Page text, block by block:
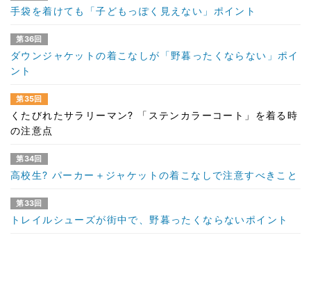
手袋を着けても「子どもっぽく見えない」ポイント
第36回
ダウンジャケットの着こなしが「野暮ったくならない」ポイ
ント
第35回
くたびれたサラリーマン? 「ステンカラーコート」を着る時
の注意点
第34回
高校生? パーカー＋ジャケットの着こなしで注意すべきこと
第33回
トレイルシューズが街中で、野暮ったくならないポイント